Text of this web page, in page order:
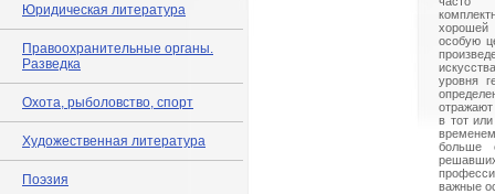
Юридическая литература
Правоохранительные органы.
Разведка
Охота, рыболовство, спорт
Художественная литература
Поэзия
хорошей
особую
уровня
в тот
больше
важные